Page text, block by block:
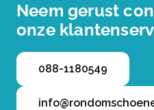
Neem gerust
onze
088-1180549